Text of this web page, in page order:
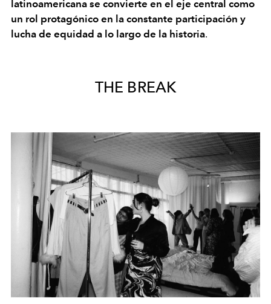
latinoamericana se convierte en el eje central como
un rol protagónico en la constante participación y
lucha de equidad a lo largo de la historia.
THE BREAK